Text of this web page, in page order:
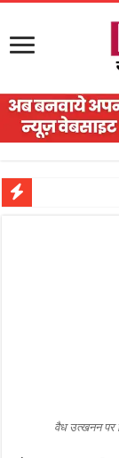
जन सहयोग और पूर्व सैनिकों
वैध उत्खनन पर